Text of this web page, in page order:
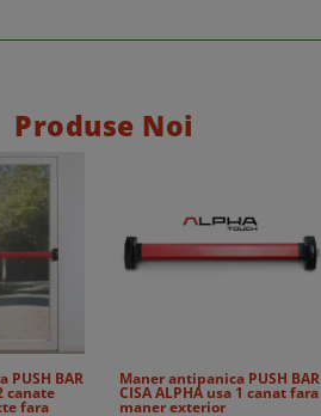
Produse Noi
PUSH BAR
canate
fara
Maner antipanica PUSH BAR
CISA ALPHA usa 1 canat fara
maner exterior